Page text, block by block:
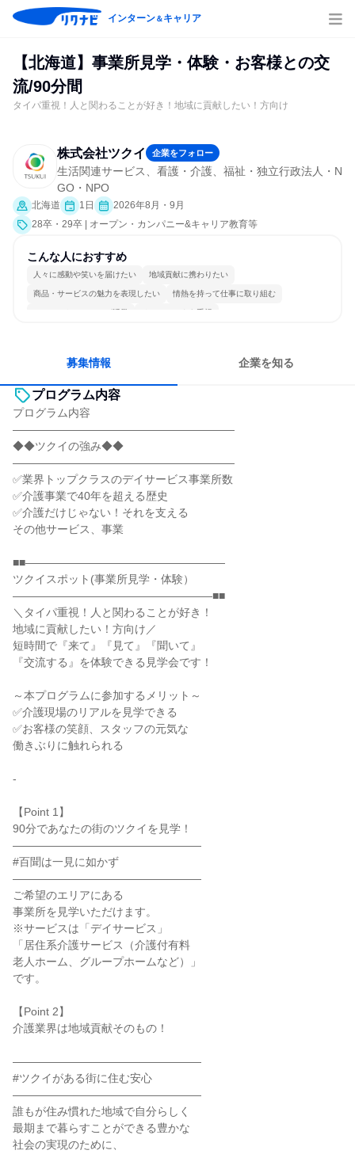
インターン＆キャリア
【北海道】事業所見学・体験・お客様との交
流/90分間
タイパ重視！人と関わることが好き！地域に貢献したい！方向け
株式会社ツクイ 企業をフォロー
生活関連サービス、看護・介護、福祉・独立行政法人・N
GO・NPO
北海道 1日
2026年8月・9月
28卒・29卒 | オープン・カンパニー&キャリア教育等
こんな人におすすめ
人々に感動や笑いを届けたい 地域貢献に携わりたい
商品・サービスの魅力を表現したい 情熱を持って仕事に取り組む
コミュニケーションが活発 チームワークを重視
募集情報 企業を知る
プログラム内容
プログラム内容
――――――――――――――――――――
◆◆ツクイの強み◆◆
――――――――――――――――――――
✅業界トップクラスのデイサービス事業所数
✅介護事業で40年を超える歴史
✅介護だけじゃない！それを支える
その他サービス、事業
■■――――――――――――――――――
ツクイスポット(事業所見学・体験）
――――――――――――――――――■■
＼タイパ重視！人と関わることが好き！
地域に貢献したい！方向け／
短時間で『来て』『見て』『聞いて』
『交流する』を体験できる見学会です！
～本プログラムに参加するメリット～
✅介護現場のリアルを見学できる
✅お客様の笑顔、スタッフの元気な
働きぶりに触れられる
-
【Point 1】
90分であなたの街のツクイを見学！
―――――――――――――――――
#百聞は一見に如かず
―――――――――――――――――
ご希望のエリアにある
事業所を見学いただけます。
※サービスは「デイサービス」
「居住系介護サービス（介護付有料
老人ホーム、グループホームなど）」
です。
【Point 2】
介護業界は地域貢献そのもの！
―――――――――――――――――
#ツクイがある街に住む安心
―――――――――――――――――
誰もが住み慣れた地域で自分らしく
最期まで暮らすことができる豊かな
社会の実現のために、